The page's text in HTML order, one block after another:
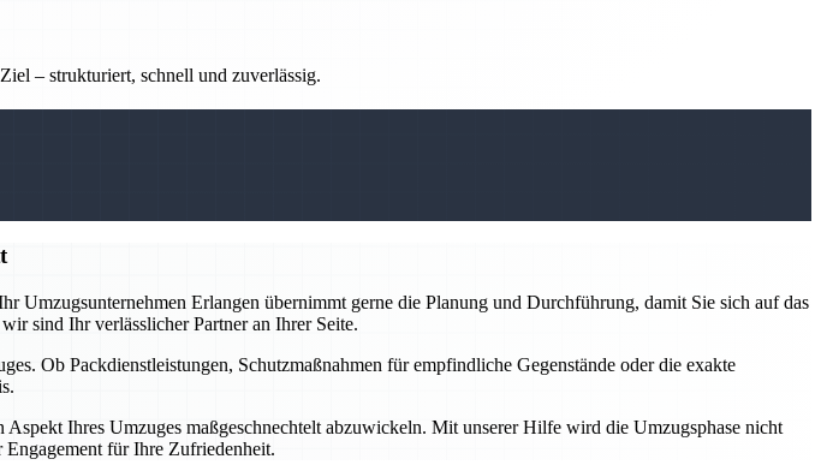
– strukturiert, schnell und zuverlässig.
Erlangen übernimmt gerne die Planung und Durchführung, damit Sie sich auf das
sind Ihr verlässlicher Partner an Ihrer Seite.
Ob Packdienstleistungen, Schutzmaßnahmen für empfindliche Gegenstände oder die exakte
Ihres Umzuges maßgeschnechtelt abzuwickeln. Mit unserer Hilfe wird die Umzugsphase nicht
Engagement für Ihre Zufriedenheit.